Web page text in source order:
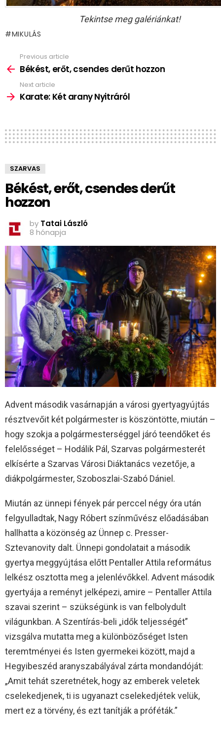
Tekintse meg galériánkat!
MIKULÁS
more
Previous article
Békést, erőt, csendes derűt hozzon
Next article
Karate: Két arany Nyitráról
SZARVAS
Békést, erőt, csendes derűt
hozzon
by Tatai László
8 hónapja
Advent második vasárnapján a városi gyertyagyújtás
résztvevőit két polgármester is köszöntötte, miután –
hogy szokja a polgármesterséggel járó teendőket és
felelősséget – Hodálik Pál, Szarvas polgármesterét
elkísérte a Szarvas Városi Diáktanács vezetője, a
diákpolgármester, Szoboszlai-Szabó Dániel.
Miután az ünnepi fények pár perccel négy óra után
felgyulladtak, Nagy Róbert színművész előadásában
hallhatta a közönség az Ünnep c. Presser-
Sztevanovity dalt. Ünnepi gondolatait a második
gyertya meggyújtása előtt Pentaller Attila református
lelkész osztotta meg a jelenlévőkkel. Advent második
gyertyája a reményt jelképezi, amire – Pentaller Attila
szavai szerint – szükségünk is van felbolydult
világunkban. A Szentírás-beli „idők teljességét”
vizsgálva mutatta meg a különbözőséget Isten
teremtményei és Isten gyermekei között, majd a
Hegyibeszéd aranyszabályával zárta mondandóját:
„Amit tehát szeretnétek, hogy az emberek veletek
cselekedjenek, ti is ugyanazt cselekedjétek velük,
mert ez a törvény, és ezt tanítják a próféták.”